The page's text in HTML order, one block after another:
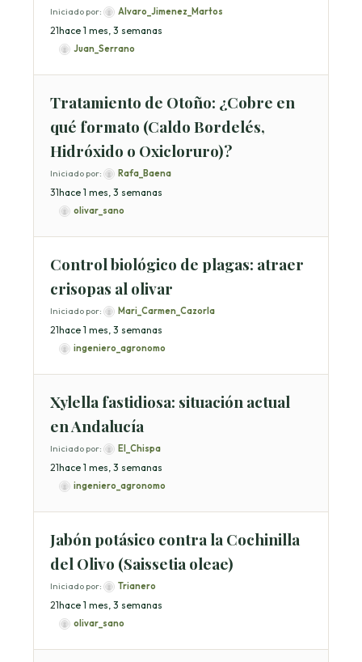
Iniciado por: Alvaro_Jimenez_Martos
21hace 1 mes, 3 semanas
Juan_Serrano
Tratamiento de Otoño: ¿Cobre en
qué formato (Caldo Bordelés,
Hidróxido o Oxicloruro)?
Iniciado por: Rafa_Baena
31hace 1 mes, 3 semanas
olivar_sano
Control biológico de plagas: atraer
crisopas al olivar
Iniciado por: Mari_Carmen_Cazorla
21hace 1 mes, 3 semanas
ingeniero_agronomo
Xylella fastidiosa: situación actual
en Andalucía
Iniciado por: El_Chispa
21hace 1 mes, 3 semanas
ingeniero_agronomo
Jabón potásico contra la Cochinilla
del Olivo (Saissetia oleae)
Iniciado por: Trianero
21hace 1 mes, 3 semanas
olivar_sano